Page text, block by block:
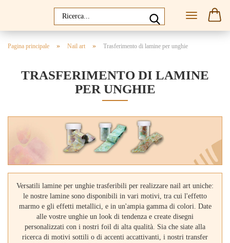
Pagina principale » Nail art » Trasferimento di lamine per unghie
TRASFERIMENTO DI LAMINE
PER UNGHIE
Versatili lamine per unghie trasferibili per realizzare nail art uniche:
le nostre lamine sono disponibili in vari motivi, tra cui l'effetto
marmo e gli effetti metallici, e in un'ampia gamma di colori. Date
alle vostre unghie un look di tendenza e create disegni
personalizzati con i nostri foil di alta qualità. Sia che siate alla
ricerca di motivi sottili o di accenti accattivanti, i nostri transfer